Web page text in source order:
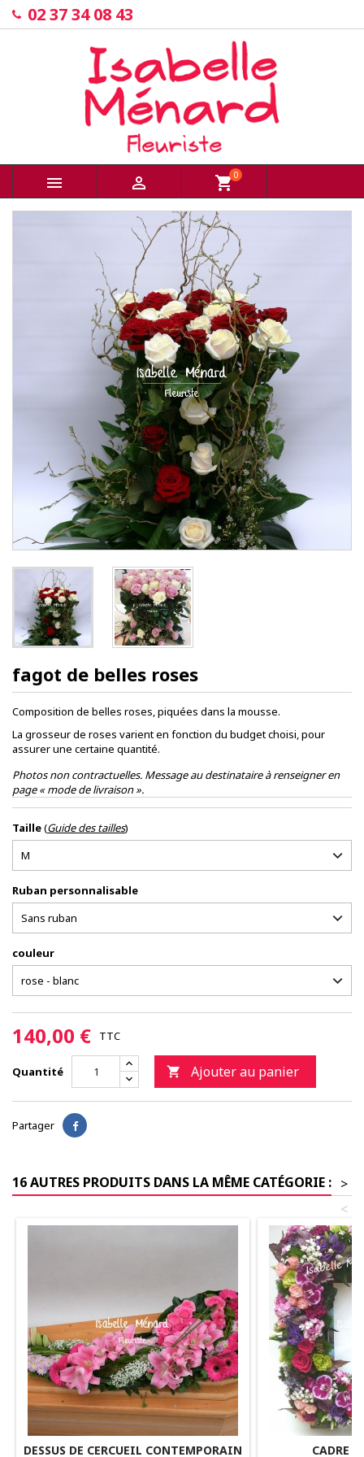
02 37 34 08 43
  shopping_cart0
fagot de belles roses
Composition de belles roses, piquées dans la mousse.
La grosseur de roses varient en fonction du budget choisi, pour
assurer une certaine quantité.
Photos non contractuelles. Message au destinataire à renseigner en
page « mode de livraison ».
Taille(Guide des tailles)
Ruban personnalisable
couleur
140,00 € TTC
Quantité  Ajouter au panier
Partager
16 AUTRES PRODUITS DANS LA MÊME CATÉGORIE : >
<
DESSUS DE CERCUEIL CONTEMPORAIN
CADRE